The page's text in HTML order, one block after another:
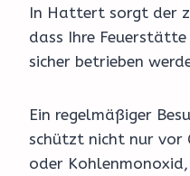
In Hattert sorgt der
dass Ihre
sicher betrieben
Ein regelmäßiger
schützt nicht nur vor
oder